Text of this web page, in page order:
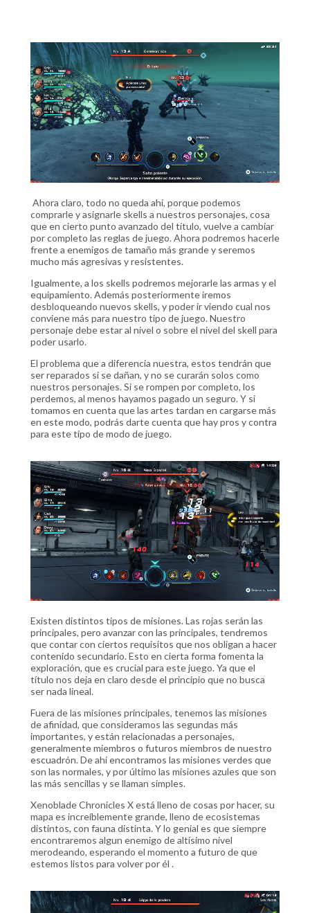
Ahora claro, todo no queda ahí, porque podemos
comprarle y asignarle skells a nuestros personajes, cosa
que en cierto punto avanzado del título, vuelve a cambiar
por completo las reglas de juego. Ahora podremos hacerle
frente a enemigos de tamaño más grande y seremos
mucho más agresivas y resistentes.
Igualmente, a los skells podremos mejorarle las armas y el
equipamiento. Además posteriormente iremos
desbloqueando nuevos skells, y poder ir viendo cual nos
conviene más para nuestro tipo de juego. Nuestro
personaje debe estar al nivel o sobre el nivel del skell para
poder usarlo.
El problema que a diferencia nuestra, estos tendrán que
ser reparados si se dañan, y no se curarán solos como
nuestros personajes. Si se rompen por completo, los
perdemos, al menos hayamos pagado un seguro. Y si
tomamos en cuenta que las artes tardan en cargarse más
en este modo, podrás darte cuenta que hay pros y contra
para este tipo de modo de juego.
Existen distintos tipos de misiones. Las rojas serán las
principales, pero avanzar con las principales, tendremos
que contar con ciertos requisitos que nos obligan a hacer
contenido secundario. Esto en cierta forma fomenta la
exploración, que es crucial para este juego. Ya que el
título nos deja en claro desde el principio que no busca
ser nada lineal.
Fuera de las misiones principales, tenemos las misiones
de afinidad, que consideramos las segundas más
importantes, y están relacionadas a personajes,
generalmente miembros o futuros miembros de nuestro
escuadrón. De ahí encontramos las misiones verdes que
son las normales, y por último las misiones azules que son
las más sencillas y se llaman simples.
Xenoblade Chronicles X está lleno de cosas por hacer, su
mapa es increíblemente grande, lleno de ecosistemas
distintos, con fauna distinta. Y lo genial es que siempre
encontraremos algun enemigo de altísimo nivel
merodeando, esperando el momento a futuro de que
estemos listos para volver por él .